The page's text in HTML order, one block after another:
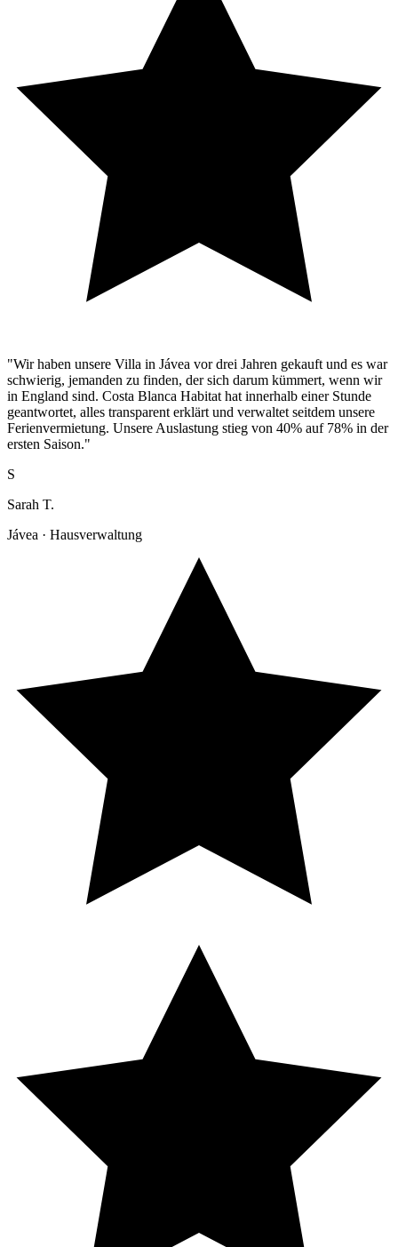
"Wir haben unsere Villa in Jávea vor drei Jahren gekauft und es war
schwierig, jemanden zu finden, der sich darum kümmert, wenn wir
in England sind. Costa Blanca Habitat hat innerhalb einer Stunde
geantwortet, alles transparent erklärt und verwaltet seitdem unsere
Ferienvermietung. Unsere Auslastung stieg von 40% auf 78% in der
ersten Saison."
S
Sarah T.
Jávea · Hausverwaltung